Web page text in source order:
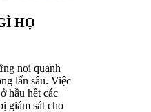
HỌ
nơi quanh
lấn sâu. Việc
hầu hết các
giám sát cho